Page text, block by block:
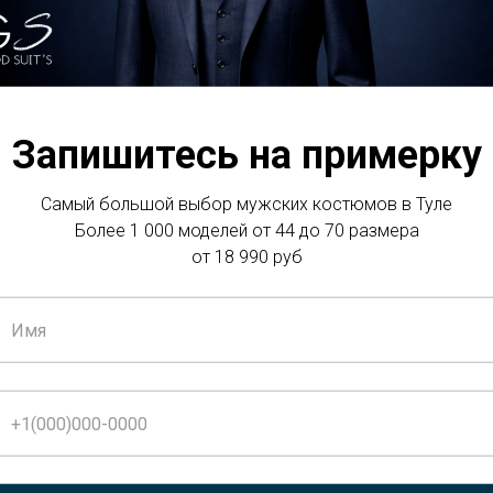
общество «амоЦРМ» (ИНН:7709477879),
ОКРУГ ЗАМОСКВОРЕЧЬЕ, УЛ
осуществляют обработку
целях, определённых настоящим Согласием,
договоров.
Согласия:
в силу в момент отправки Субъектом
действует до момента его отзыва.
Запишитесь на примерку
Самый большой выбор мужских костюмов в Туле
Более 1 000 моделей от 44 до 70 размера
от 18 990 руб